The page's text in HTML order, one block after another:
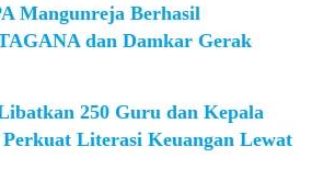
Mangunreja Berhasil
dan Damkar Gerak
250 Guru dan Kepala
Literasi Keuangan Lewat